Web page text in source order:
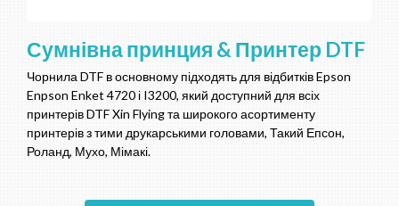
Сумнівна принция & Принтер DTF
Чорнила DTF в основному підходять для відбитків Epson
Enpson Enket 4720 і I3200, який доступний для всіх
принтерів DTF Xin Flying та широкого асортименту
принтерів з тими друкарськими головами, Такий Епсон,
Роланд, Мухо, Мімакі.